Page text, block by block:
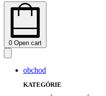
0 Open cart
obchod
KATEGÓRIE